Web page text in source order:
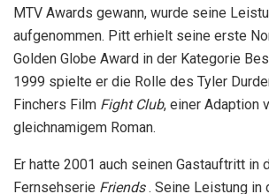
MTV Awards gewann, wurde seine
aufgenommen. Pitt erhielt seine erste
Golden Globe Award in der Kategorie
1999 spielte er die Rolle des Tyler
Finchers Film Fight Club, einer Adaption
gleichnamigem Roman.
Er hatte 2001 auch seinen Gastauftritt in
Fernsehserie Friends. Seine Leistung in